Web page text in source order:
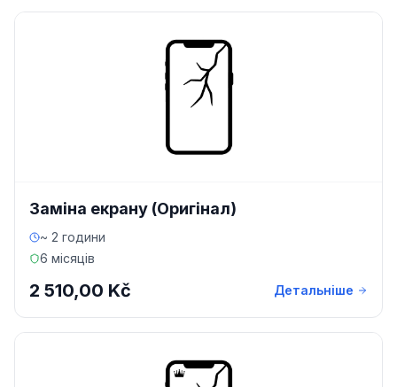
Заміна екрану (Оригінал)
~ 2 години
6 місяців
2 510,00 Kč Детальніше